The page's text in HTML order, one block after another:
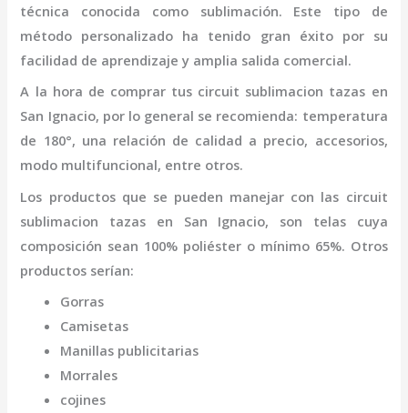
técnica conocida como sublimación. Este tipo de
método personalizado ha tenido gran éxito por su
facilidad de aprendizaje y amplia salida comercial.
A la hora de comprar tus circuit sublimacion tazas en
San Ignacio, por lo general se recomienda: temperatura
de 180°, una relación de calidad a precio, accesorios,
modo multifuncional, entre otros.
Los productos que se pueden manejar con las circuit
sublimacion tazas en San Ignacio, son telas cuya
composición sean 100% poliéster o mínimo 65%. Otros
productos serían:
Gorras
Camisetas
Manillas publicitarias
Morrales
cojines